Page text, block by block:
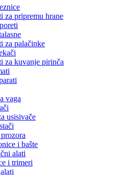
za pripremu hrane
za palačinke
za kuvanje pirinča
vaga
usisivače
i bašte
alati
i trimeri